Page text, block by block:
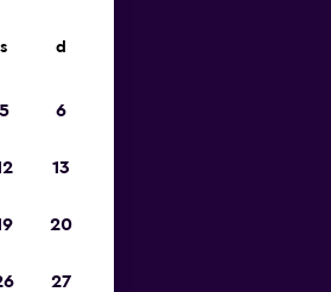
s d
5 6
13
20
27